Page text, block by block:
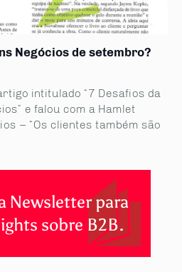
Negócios de setembro?
intitulado “7 Desafios da
e falou com a Hamlet
– “Os clientes também são
Newsletter para
sobre B2B.